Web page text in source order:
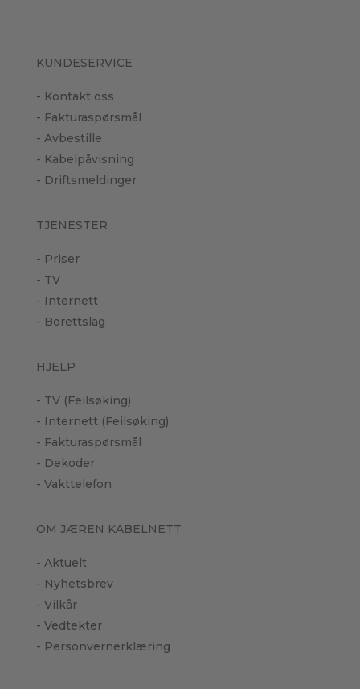
KUNDESERVICE
- Kontakt oss
- Fakturaspørsmål
- Avbestille
- Kabelpåvisning
- Driftsmeldinger
TJENESTER
- Priser
- TV
- Internett
- Borettslag
HJELP
- TV (Feilsøking)
- Internett (Feilsøking)
- Fakturaspørsmål
- Dekoder
- Vakttelefon
OM JÆREN KABELNETT
- Aktuelt
- Nyhetsbrev
- Vilkår
- Vedtekter
- Personvernerklæring